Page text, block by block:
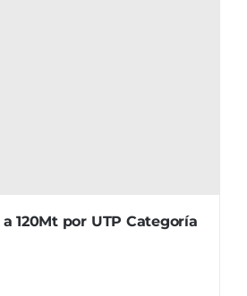
120Mt por UTP Categoría